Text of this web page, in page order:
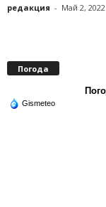
редакция - Май 2, 2022
Погода
Gismeteo